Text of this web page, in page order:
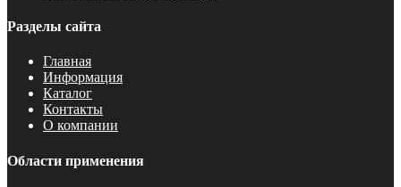
Разделы сайта
Главная
Информация
Каталог
Контакты
О компании
Области применения